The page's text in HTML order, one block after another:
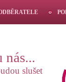
nás...
slušet